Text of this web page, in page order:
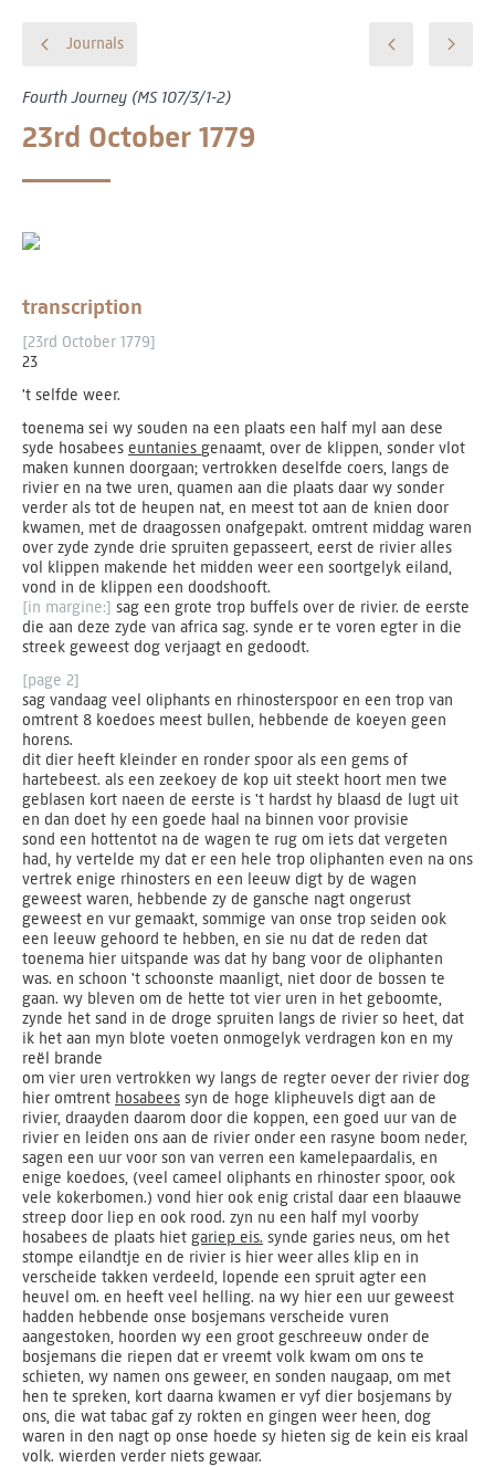
Journals
Fourth Journey (MS 107/3/1-2)
23rd October 1779
transcription
[23rd October 1779]
23
't selfde weer.
toenema sei wy souden na een plaats een half myl aan dese
syde hosabees euntanies genaamt, over de klippen, sonder vlot
maken kunnen doorgaan; vertrokken deselfde coers, langs de
rivier en na twe uren, quamen aan die plaats daar wy sonder
verder als tot de heupen nat, en meest tot aan de knien door
kwamen, met de draagossen onafgepakt. omtrent middag waren
over zyde zynde drie spruiten gepasseert, eerst de rivier alles
vol klippen makende het midden weer een soortgelyk eiland,
vond in de klippen een doodshooft.
[in margine:] sag een grote trop buffels over de rivier. de eerste
die aan deze zyde van africa sag. synde er te voren egter in die
streek geweest dog verjaagt en gedoodt.
[page 2]
sag vandaag veel oliphants en rhinosterspoor en een trop van
omtrent 8 koedoes meest bullen, hebbende de koeyen geen
horens.
dit dier heeft kleinder en ronder spoor als een gems of
hartebeest. als een zeekoey de kop uit steekt hoort men twe
geblasen kort naeen de eerste is 't hardst hy blaasd de lugt uit
en dan doet hy een goede haal na binnen voor provisie
sond een hottentot na de wagen te rug om iets dat vergeten
had, hy vertelde my dat er een hele trop oliphanten even na ons
vertrek enige rhinosters en een leeuw digt by de wagen
geweest waren, hebbende zy de gansche nagt ongerust
geweest en vur gemaakt, sommige van onse trop seiden ook
een leeuw gehoord te hebben, en sie nu dat de reden dat
toenema hier uitspande was dat hy bang voor de oliphanten
was. en schoon 't schoonste maanligt, niet door de bossen te
gaan. wy bleven om de hette tot vier uren in het geboomte,
zynde het sand in de droge spruiten langs de rivier so heet, dat
ik het aan myn blote voeten onmogelyk verdragen kon en my
reël brande
om vier uren vertrokken wy langs de regter oever der rivier dog
hier omtrent hosabees syn de hoge klipheuvels digt aan de
rivier, draayden daarom door die koppen, een goed uur van de
rivier en leiden ons aan de rivier onder een rasyne boom neder,
sagen een uur voor son van verren een kamelepaardalis, en
enige koedoes, (veel cameel oliphants en rhinoster spoor, ook
vele kokerbomen.) vond hier ook enig cristal daar een blaauwe
streep door liep en ook rood. zyn nu een half myl voorby
hosabees de plaats hiet gariep eis. synde garies neus, om het
stompe eilandtje en de rivier is hier weer alles klip en in
verscheide takken verdeeld, lopende een spruit agter een
heuvel om. en heeft veel helling. na wy hier een uur geweest
hadden hebbende onse bosjemans verscheide vuren
aangestoken, hoorden wy een groot geschreeuw onder de
bosjemans die riepen dat er vreemt volk kwam om ons te
schieten, wy namen ons geweer, en sonden naugaap, om met
hen te spreken, kort daarna kwamen er vyf dier bosjemans by
ons, die wat tabac gaf zy rokten en gingen weer heen, dog
waren in den nagt op onse hoede sy hieten sig de kein eis kraal
volk. wierden verder niets gewaar.